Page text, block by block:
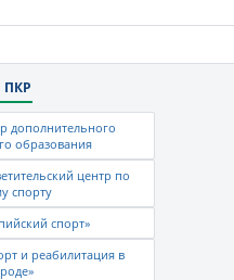
дополнительного
образования
центр по
спорту
спорт»
и реабилитация в